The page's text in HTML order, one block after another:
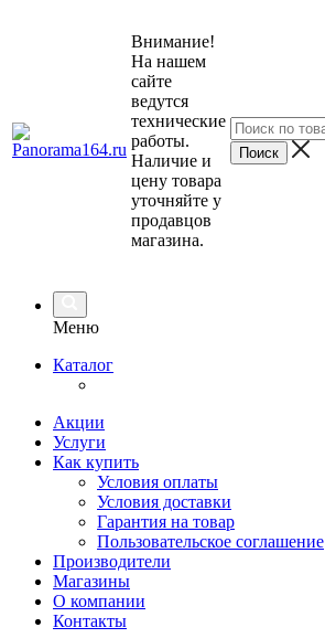
Внимание!
На нашем
сайте
ведутся
технические
работы.
Наличие и
цену товара
уточняйте у
продавцов
магазина.
Меню
Каталог
Акции
Услуги
Как купить
Условия оплаты
Условия доставки
Гарантия на товар
Пользовательское соглашение
Производители
Магазины
О компании
Контакты